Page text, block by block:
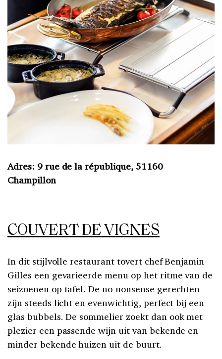
Adres: 9 rue de la république, 51160
Champillon
COUVERT DE VIGNES
In dit stijlvolle restaurant tovert chef Benjamin
Gilles een gevarieerde menu op het ritme van de
seizoenen op tafel. De no-nonsense gerechten
zijn steeds licht en evenwichtig, perfect bij een
glas bubbels. De sommelier zoekt dan ook met
plezier een passende wijn uit van bekende en
minder bekende huizen uit de buurt.